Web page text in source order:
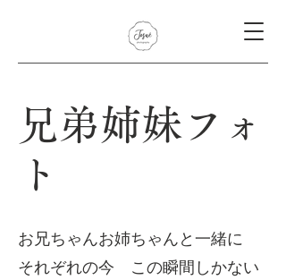
兄弟姉妹フォ
ト
お兄ちゃんお姉ちゃんと一緒に
それぞれの今 この瞬間しかない